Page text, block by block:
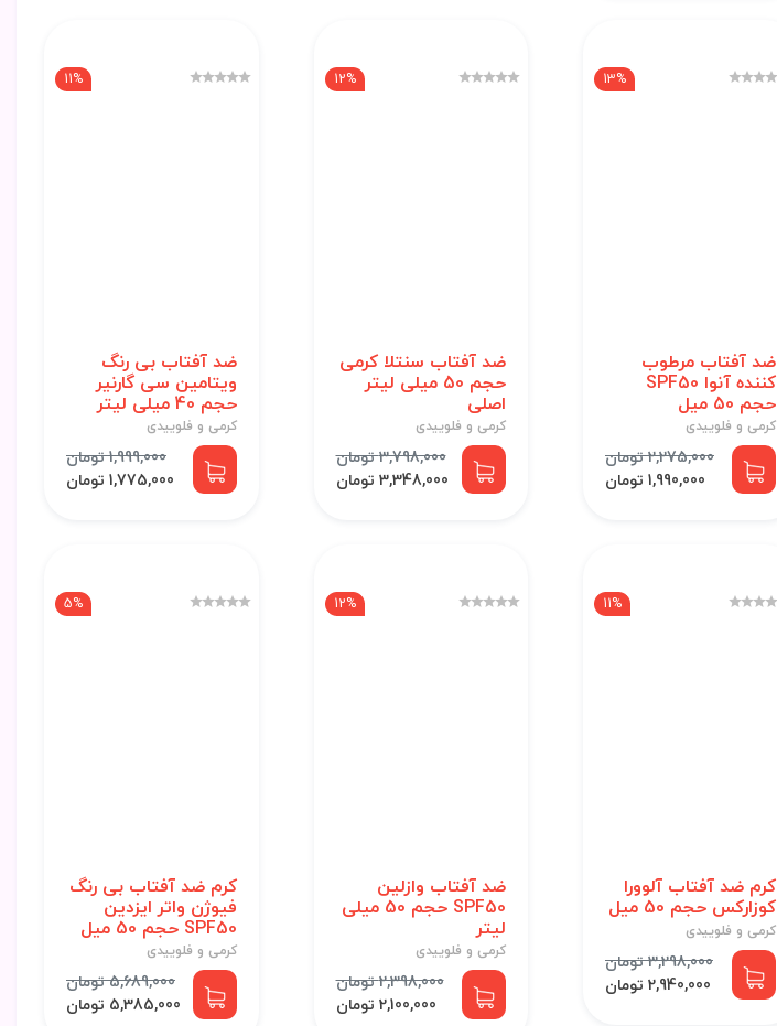
13%
ضد آفتاب مرطوب
کننده آنوا SPF50
حجم 50 میل
کرمی و فلوییدی
2,275,000 تومان
1,990,000 تومان
12%
ضد آفتاب سنتلا کرمی
حجم 50 میلی لیتر
اصلی
کرمی و فلوییدی
3,798,000 تومان
3,348,000 تومان
11%
ضد آفتاب بی رنگ
ویتامین سی گارنیر
حجم 40 میلی لیتر
کرمی و فلوییدی
1,999,000 تومان
1,775,000 تومان
11%
کرم ضد آفتاب آلوورا
کوزارکس حجم 50 میل
کرمی و فلوییدی
3,298,000 تومان
2,940,000 تومان
12%
ضد آفتاب وازلین
SPF50 حجم 50 میلی
لیتر
کرمی و فلوییدی
2,398,000 تومان
2,100,000 تومان
5%
کرم ضد آفتاب بی رنگ
فیوژن واتر ایزدین
SPF50 حجم 50 میل
کرمی و فلوییدی
5,689,000 تومان
5,385,000 تومان